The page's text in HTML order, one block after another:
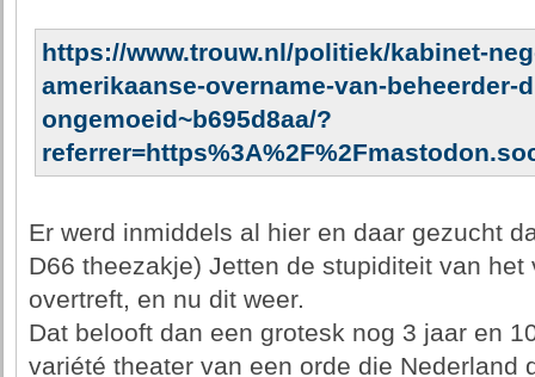
https://www.trouw.nl/politiek/kabinet-
amerikaanse-overname-van-beheerder-
ongemoeid~b695d8aa/?
Er werd inmiddels al hier en daar gezucht
D66 theezakje) Jetten de stupiditeit van
overtreft, en nu dit weer.
Dat belooft dan een grotesk nog 3 jaar en
variété theater van een orde die Nederland